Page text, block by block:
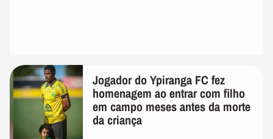
Jogador do Ypiranga FC fez
homenagem ao entrar com filho
em campo meses antes da morte
da criança